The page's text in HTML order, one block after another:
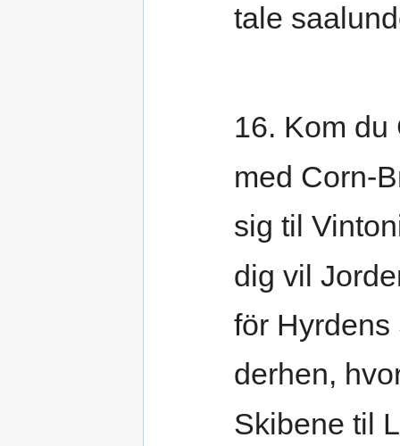
tale
16. Kom du
med Corn-
sig til
dig vil
för
derhen,
Skibene til